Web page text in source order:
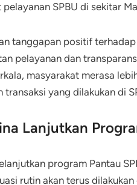
SPBU di sekitar
tanggapan positif
pelayanan dan
masyarakat merasa
transaksi yang dilakukan di
Lanjutkan
program Pantau
rutin akan terus